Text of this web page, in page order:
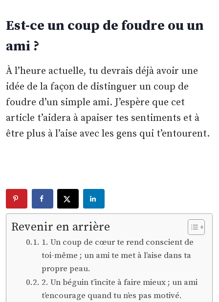
Est-ce un coup de foudre ou un
ami ?
À l’heure actuelle, tu devrais déjà avoir une
idée de la façon de distinguer un coup de
foudre d’un simple ami. J’espère que cet
article t’aidera à apaiser tes sentiments et à
être plus à l’aise avec les gens qui t’entourent.
Revenir en arrière
1. Un coup de cœur te rend conscient de
toi-même ; un ami te met à l’aise dans ta
propre peau.
2. Un béguin t’incite à faire mieux ; un ami
t’encourage quand tu n’es pas motivé.